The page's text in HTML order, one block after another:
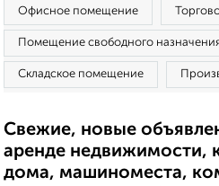
Офисное помещение
Помещение свободного
Складское помещение
Свежие, новые
аренде недвижимости,
дома, машиноместа,